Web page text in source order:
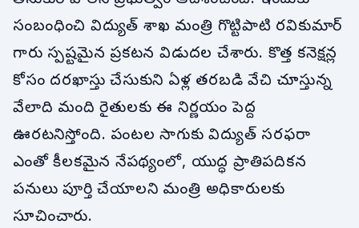
సంబంధించి విద్యుత్ శాఖ మంత్రి గొట్టిపాటి రవికుమార్
గారు స్పష్టమైన ప్రకటన విడుదల చేశారు. కొత్త కనెక్షన్ల
కోసం దరఖాస్తు చేసుకుని ఏళ్ల తరబడి వేచి చూస్తున్న
వేలాది మంది రైతులకు ఈ నిర్ణయం పెద్ద
ఊరటనిస్తోంది. పంటల సాగుకు విద్యుత్ సరఫరా
ఎంతో కీలకమైన నేపథ్యంలో, యుద్ధ ప్రాతిపదికన
పనులు పూర్తి చేయాలని మంత్రి అధికారులకు
సూచించారు.